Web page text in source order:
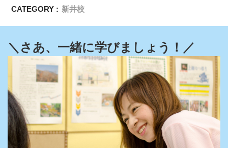
CATEGORY : 新井校
＼さあ、一緒に学びましょう！／